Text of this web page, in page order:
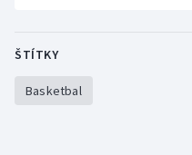
ŠTÍTKY
Basketbal